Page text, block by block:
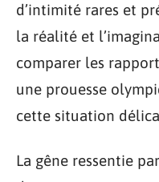
d’intimité rares et
la réalité et
comparer les
une prouesse
cette situation
La gêne ressentie